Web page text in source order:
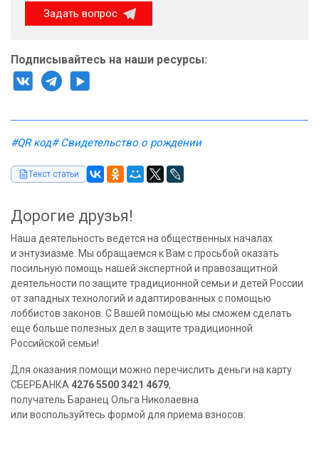
Задать вопрос
Подписывайтесь на наши ресурсы:
#QR код# Свидетельство о рождении
Текст статьи
Дорогие друзья!
Наша деятельность ведется на общественных началах
и энтузиазме. Мы обращаемся к Вам с просьбой оказать
посильную помощь нашей экспертной и правозащитной
деятельности по защите традиционной семьи и детей России
от западных технологий и адаптированных с помощью
лоббистов законов. С Вашей помощью мы сможем сделать
еще больше полезных дел в защите традиционной
Российской семьи!
Для оказания помощи можно перечислить деньги на карту
СБЕРБАНКА 4276 5500 3421 4679,
получатель Баранец Ольга Николаевна
или воспользуйтесь формой для приема взносов: